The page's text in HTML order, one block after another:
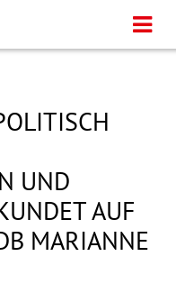
UND
AUF
MARIANNE